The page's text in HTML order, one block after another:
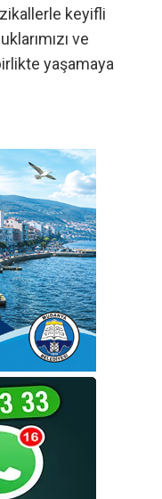
keyifli
ve
yaşamaya